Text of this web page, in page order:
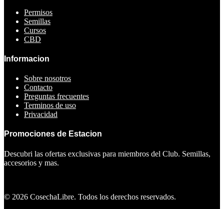
Permisos
Semillas
Cursos
CBD
Informacion
Sobre nosotros
Contacto
Preguntas frecuentes
Terminos de uso
Privacidad
Promociones de Estacion
Descubri las ofertas exclusivas para miembros del Club. Semillas,
accesorios y mas.
© 2026 CosechaLibre. Todos los derechos reservados.